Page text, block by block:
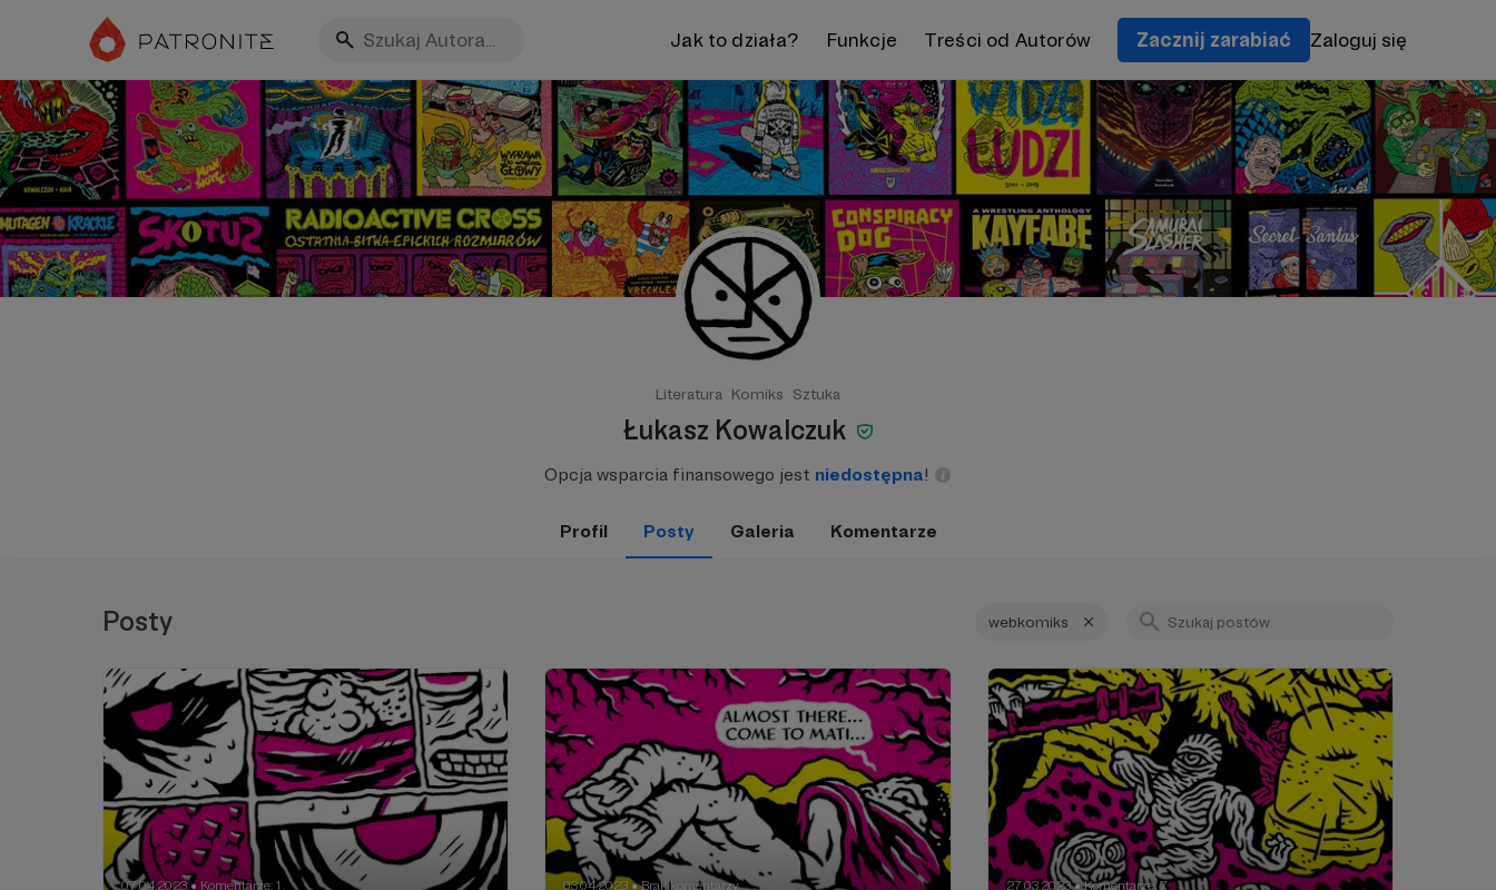
Jak to działa? Funkcje Treści od Autorów Zacznij zarabiać Zaloguj się
Literatura Komiks Sztuka
Łukasz Kowalczuk
Opcja wsparcia finansowego jest niedostępna!
Profil Posty Galeria Komentarze
Posty webkomiks
07.04.2023 ● Komentarze: 1 03.04.2023 ● Brak komentarzy 27.03.2023 ● Komentarze: 7